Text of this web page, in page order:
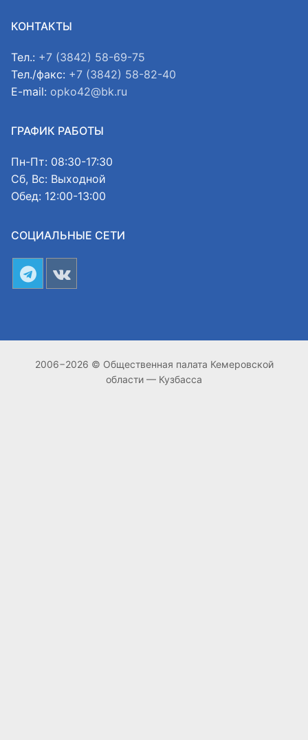
КОНТАКТЫ
Тел.: +7 (3842) 58-69-75
Тел./факс: +7 (3842) 58-82-40
E-mail: opko42@bk.ru
ГРАФИК РАБОТЫ
Пн-Пт: 08:30-17:30
Сб, Вс: Выходной
Обед: 12:00-13:00
СОЦИАЛЬНЫЕ СЕТИ
2006−2026 © Общественная палата Кемеровской
области — Кузбасса